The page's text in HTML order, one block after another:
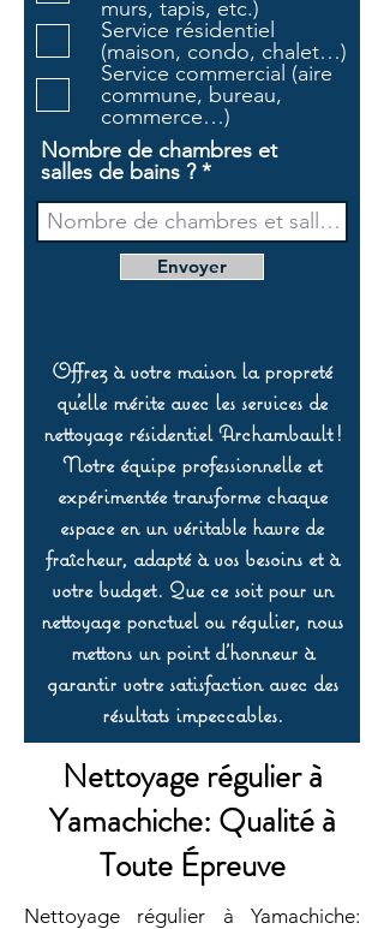
i
r
e
murs, tapis, etc.)
Service résidentiel
(maison, condo, chalet…)
Service commercial (aire
commune, bureau,
commerce…)
Nombre de chambres et
salles de bains ?
Envoyer
Offrez à votre maison la propreté
qu’elle mérite avec les services de
nettoyage résidentiel Archambault !
Notre équipe professionnelle et
expérimentée transforme chaque
espace en un véritable havre de
fraîcheur, adapté à vos besoins et à
votre budget. Que ce soit pour un
nettoyage ponctuel ou régulier, nous
mettons un point d’honneur à
garantir votre satisfaction avec des
résultats impeccables.
Nettoyage régulier à
Yamachiche: Qualité à
Toute Épreuve
Nettoyage régulier à Yamachiche: